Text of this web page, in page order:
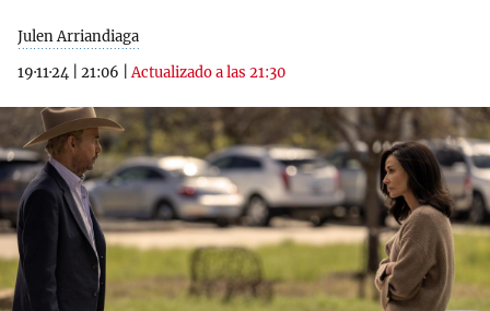
Julen Arriandiaga
19·11·24
21:06 |Actualizado a las 21:30